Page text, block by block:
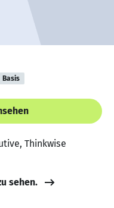
Basis
Thinkwise
sehen.